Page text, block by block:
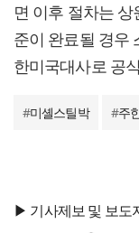
면 이후 절차는
준이 완료될 경우
한미국대사로 공
#미셸스틸박 #주
▶ 기사제보 및 보도